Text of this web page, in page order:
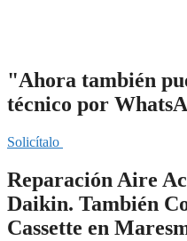
"Ahora también
técnico por
Solicítalo
Reparación Aire
Daikin. También
Cassette en